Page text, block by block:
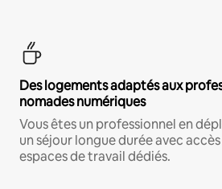
Des logements adaptés aux
nomades numériques
Vous êtes un professionnel en
un séjour longue durée avec
espaces de travail dédiés.